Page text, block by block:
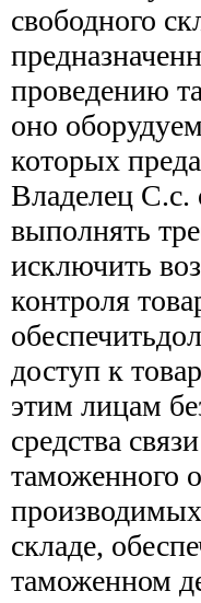
свободного
проведению
оно
которых
Владелец С.с.
выполнять
исключить
контроля
доступ к
этим лицам
средства
таможенного
складе,
таможенном